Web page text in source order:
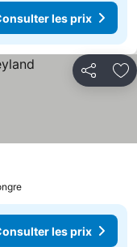
les prix
Partager
les prix